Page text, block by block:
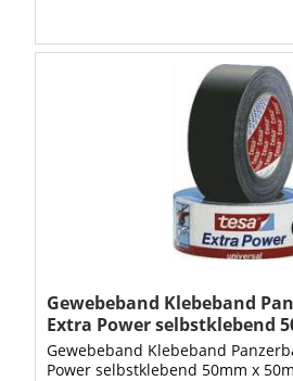
Gewebeband Klebeband
Extra Power selbstklebend
schwarz
Gewebeband Klebeband
Power selbstklebend 50mm x